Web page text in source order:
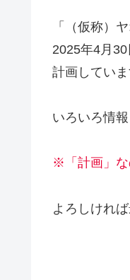
「（仮称）
2025年4月
計画していま
いろいろ情
※「計画」な
よろしけれ